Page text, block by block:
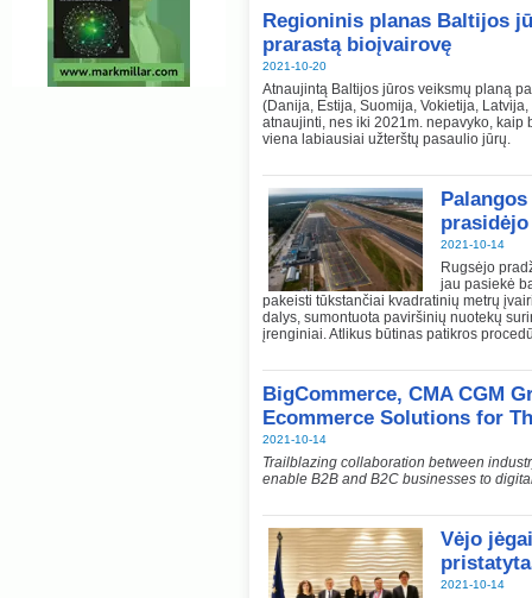
Regioninis planas Baltijos
prarastą bioįvairovę
2021-10-20
Atnaujintą Baltijos jūros veiksmų planą
(Danija, Estija, Suomija, Vokietija,
atnaujinti, nes iki 2021m. nepavyko,
viena labiausiai užterštų pasaulio jūrų.
2021-10-14
Rugsėjo
jau pasiekė
pakeisti tūkstančiai kvadratinių metrų
dalys, sumontuota paviršinių nuotekų
įrenginiai. Atlikus būtinas patikros
BigCommerce, CMA CGM
Ecommerce Solutions for
2021-10-14
Trailblazing collaboration between
enable B2B and B2C businesses to
Vėjo
2021-10-14